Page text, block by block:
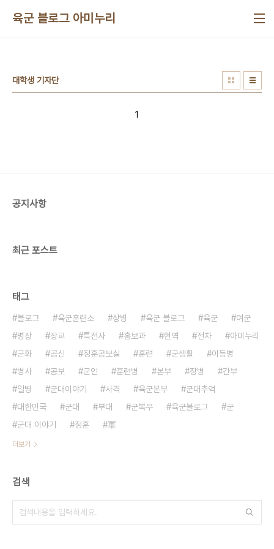
육군 블로그 아미누리
대학생 기자단
1
공지사항
최근 포스트
태그
블로그 육군훈련소 상병 육군 블로그 육군
여군
병장
장교 특전사 홍보과 현역 전차
아미누리
군화
곰신 정훈공보실 훈련 군생활
이등병
병사
공보 군인 훈련병 본부 장병
간부
일병
군대이야기 사격 육군본부
군대추억
대한민국
군대 부대 군복무 육군블로그
군
군대 이야기
정훈 軍
더보기
검색